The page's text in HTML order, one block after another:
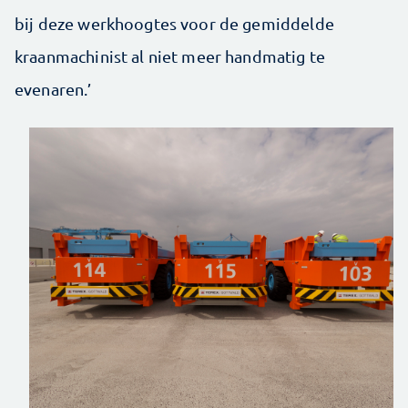
bij deze werkhoogtes voor de gemiddelde
kraanmachinist al niet meer handmatig te
evenaren.’